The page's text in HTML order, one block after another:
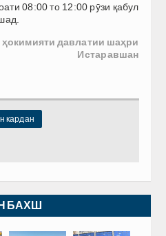
08:00 то 12:00 рӯзи қабул
давлатии шаҳри
Истаравшан
кардан
БАХШ